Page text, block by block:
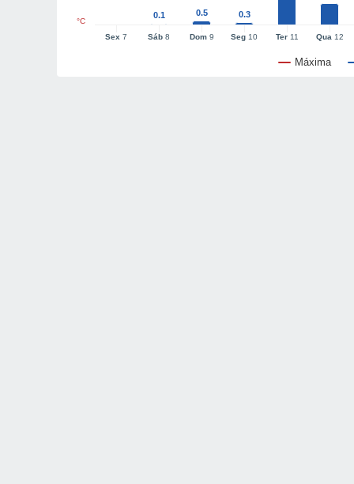
Máxima
Sex 7 Sáb 8 Dom9 Seg 10 Ter11 Qua 12
°C
0.1 0.5 0.3